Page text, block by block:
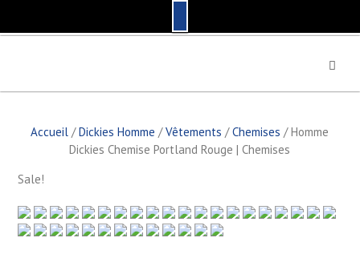
p
Accueil /Dickies Homme /Vêtements /Chemises / Homme
Dickies Chemise Portland Rouge | Chemises
Sale!